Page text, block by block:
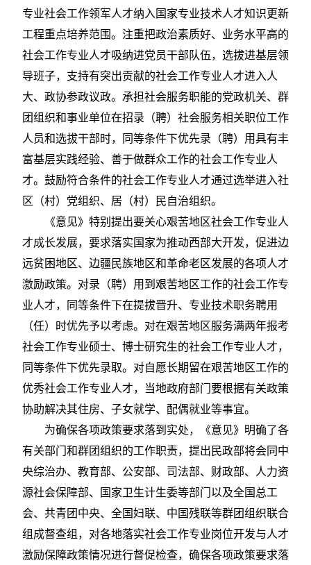
专业社会工作领军人才纳入国家专业技术人才知识更新
工程重点培养范围。注重把政治素质好、业务水平高的
社会工作专业人才吸纳进党员干部队伍，选拔进基层领
导班子，支持有突出贡献的社会工作专业人才进入人
大、政协参政议政。承担社会服务职能的党政机关、群
团组织和事业单位在招录（聘）社会服务相关职位工作
人员和选拔干部时，同等条件下优先录（聘）用具有丰
富基层实践经验、善于做群众工作的社会工作专业人
才。鼓励符合条件的社会工作专业人才通过选举进入社
区（村）党组织、居（村）民自治组织。
《意见》特别提出要关心艰苦地区社会工作专业人
才成长发展，要求落实国家为推动西部大开发，促进边
远贫困地区、边疆民族地区和革命老区发展的各项人才
激励政策。对录（聘）用到艰苦地区工作的社会工作专
业人才，同等条件下在提拔晋升、专业技术职务聘用
（任）时优先予以考虑。对在艰苦地区服务满两年报考
社会工作专业硕士、博士研究生的社会工作专业人才，
同等条件下优先录取。对自愿长期留在艰苦地区工作的
优秀社会工作专业人才，当地政府部门要根据有关政策
协助解决其住房、子女就学、配偶就业等事宜。
为确保各项政策要求落到实处，《意见》明确了各
有关部门和群团组织的工作职责，提出民政部将会同中
央综治办、教育部、公安部、司法部、财政部、人力资
源社会保障部、国家卫生计生委等部门以及全国总工
会、共青团中央、全国妇联、中国残联等群团组织联合
组成督查组，对各地落实社会工作专业岗位开发与人才
激励保障政策情况进行督促检查，确保各项政策要求落